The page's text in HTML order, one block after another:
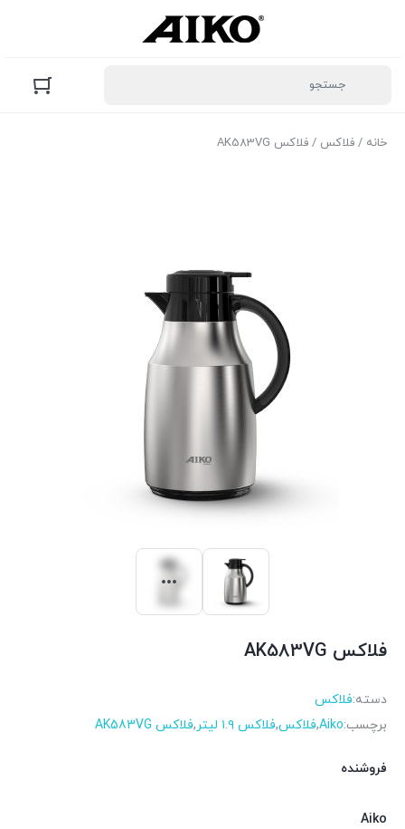
خانه / فلاکس / فلاکس AK583VG
فلاکس AK583VG
دسته:فلاکس
برچسب:Aiko
,فلاکس,فلاکس ۱.۹ لیتر ,فلاکس AK583VG
فروشنده
Aiko